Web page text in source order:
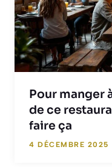
Pour manger
de ce
faire ça
4 DÉCEMBRE 2025